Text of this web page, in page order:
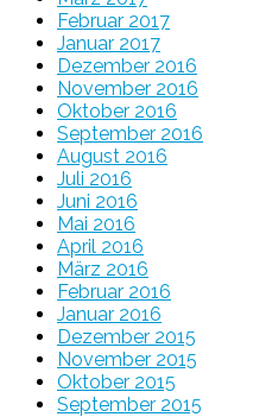
Februar 2017
Januar 2017
Dezember 2016
November 2016
Oktober 2016
September 2016
August 2016
Juli 2016
Juni 2016
Mai 2016
April 2016
März 2016
Februar 2016
Januar 2016
Dezember 2015
November 2015
Oktober 2015
September 2015